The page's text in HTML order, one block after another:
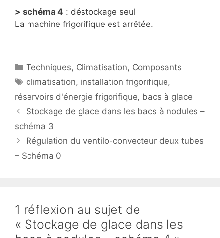
> schéma 4 : déstockage seul
La machine frigorifique est arrêtée.
Catégories
Techniques, Climatisation, Composants
Étiquettes
climatisation, installation frigorifique,
réservoirs d'énergie frigorifique, bacs à glace
Stockage de glace dans les bacs à nodules –
schéma 3
Régulation du ventilo-convecteur deux tubes
– Schéma 0
1 réflexion au sujet de
« Stockage de glace dans les